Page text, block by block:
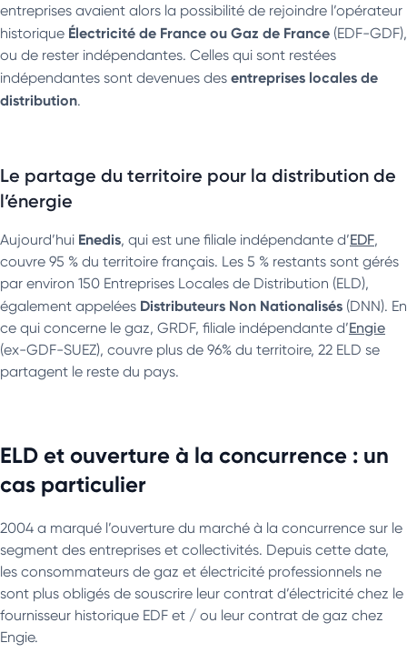
entreprises avaient alors la possibilité de rejoindre l’opérateur
historique Électricité de France ou Gaz de France (EDF-GDF),
ou de rester indépendantes. Celles qui sont restées
indépendantes sont devenues des entreprises locales de
distribution.
Le partage du territoire pour la distribution de
l’énergie
Aujourd’hui Enedis, qui est une filiale indépendante d’EDF,
couvre 95 % du territoire français. Les 5 % restants sont gérés
par environ 150 Entreprises Locales de Distribution (ELD),
également appelées Distributeurs Non Nationalisés (DNN). En
ce qui concerne le gaz, GRDF, filiale indépendante d’Engie
(ex-GDF-SUEZ), couvre plus de 96% du territoire, 22 ELD se
partagent le reste du pays.
ELD et ouverture à la concurrence : un
cas particulier
2004 a marqué l’ouverture du marché à la concurrence sur le
segment des entreprises et collectivités. Depuis cette date,
les consommateurs de gaz et électricité professionnels ne
sont plus obligés de souscrire leur contrat d’électricité chez le
fournisseur historique EDF et / ou leur contrat de gaz chez
Engie.